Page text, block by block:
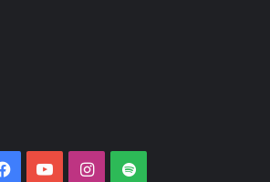
Facebook
YouTubeInstagram
Spotify